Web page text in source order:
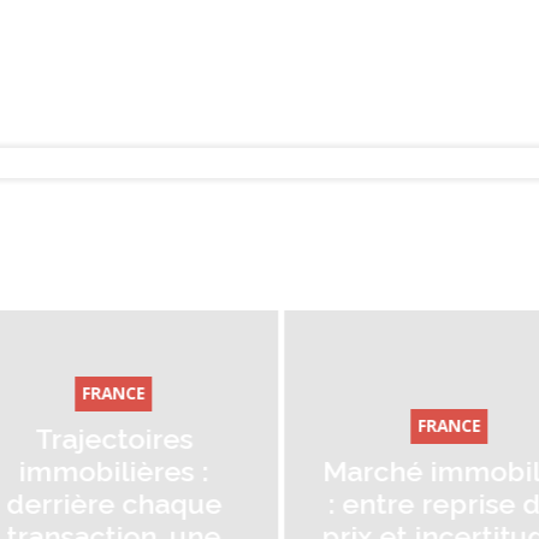
FRANCE
Marché immobilier
: entre reprise des
Marché
: Charles
(Century 21) :